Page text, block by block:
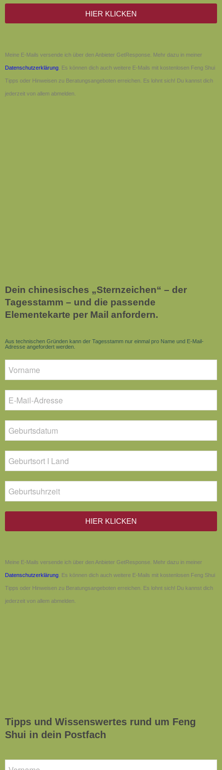
HIER KLICKEN
Meine E-Mails versende ich über den Anbieter GetResponse. Mehr dazu in meiner
Datenschutzerklärung . Es können dich auch weitere E-Mails mit kostenlosen Feng Shui
Tipps oder Hinweisen zu Beratungsangeboten erreichen. Es lohnt sich! Du kannst dich
jederzeit von allem abmelden.
Dein chinesisches „Sternzeichen“ – der
Tagesstamm – und die passende
Elementekarte per Mail anfordern.
Aus technischen Gründen kann der Tagesstamm nur einmal pro Name und E-Mail-
Adresse angefordert werden.
HIER KLICKEN
Meine E-Mails versende ich über den Anbieter GetResponse. Mehr dazu in meiner
Datenschutzerklärung . Es können dich auch weitere E-Mails mit kostenlosen Feng Shui
Tipps oder Hinweisen zu Beratungsangeboten erreichen. Es lohnt sich! Du kannst dich
jederzeit von allem abmelden.
Tipps und Wissenswertes rund um Feng
Shui in dein Postfach